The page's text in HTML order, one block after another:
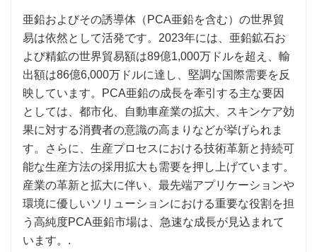
亜鉛およびその誘導体（PCA亜鉛を含む）の世界貿
易は依然として活発です。2023年には、亜鉛鉱石お
よび精鉱の世界貿易額は89億1,000万ドルを超え、輸
出額は86億6,000万ドルに達し、堅調な国際需要を反
映しています。PCA亜鉛の成長を牽引する主な要因
としては、都市化、自動車産業の拡大、スキンケア効
果に対する消費者の意識の高まりなどが挙げられま
す。さらに、生産プロセスにおける技術革新と持続可
能な生産方法の採用拡大も需要を押し上げています。
産業の革新と拡大に伴い、最先端アプリケーションや
環境に優しいソリューションにおける重要な役割を担
う高純度PCA亜鉛市場は、急速な成長が見込まれて
います。.